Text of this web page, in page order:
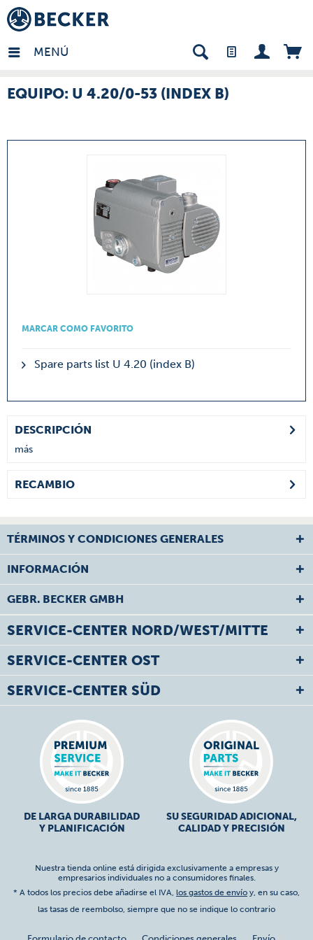
MENÚ
- ES
EQUIPO: U 4.20/0-53 (INDEX B)
MARCAR COMO FAVORITO
Spare parts list U 4.20 (index B)
DESCRIPCIÓN
más
RECAMBIO
TÉRMINOS Y CONDICIONES GENERALES
INFORMACIÓN
GEBR. BECKER GMBH
SERVICE-CENTER NORD/WEST/MITTE
SERVICE-CENTER OST
SERVICE-CENTER SÜD
DE LARGA DURABILIDAD
Y PLANIFICACIÓN
SU SEGURIDAD ADICIONAL,
CALIDAD Y PRECISIÓN
Nuestra tienda online está dirigida exclusivamente a empresas y
empresarios individuales no a consumidores finales.
* A todos los precios debe añadirse el IVA, los gastos de envío y, en su caso,
las tasas de reembolso, siempre que no se indique lo contrario